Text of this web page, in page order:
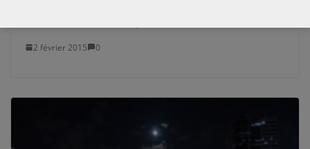
2 février 2015 0